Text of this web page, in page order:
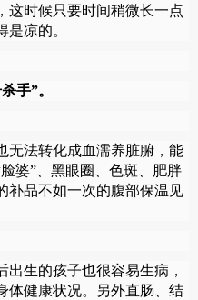
这时候只要时间稍微长一点
凉的。
手”。
无法转化成血濡养脏腑，能
婆”、黑眼圈、色斑、肥胖
补品不如一次的腹部保温见
生的孩子也很容易生病，
体健康状况。另外直肠、结